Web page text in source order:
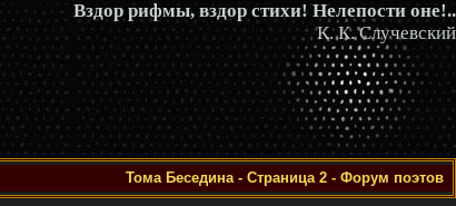
Вздор рифмы, вздор стихи! Нелепости оне!..
К. К. Случевский
Тома Беседина - Страница 2 - Форум поэтов